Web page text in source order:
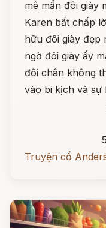
mê mẩn đôi giày
Karen bất chấp
hữu đôi giày
ngờ đôi giày ấy
đôi chân không
vào bi kịch và sự
Truyện cổ